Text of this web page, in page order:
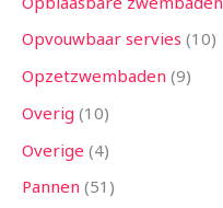
Opvouwbaar servies 10
Opzetzwembaden 9
Overig 10
Overige 4
Pannen 51